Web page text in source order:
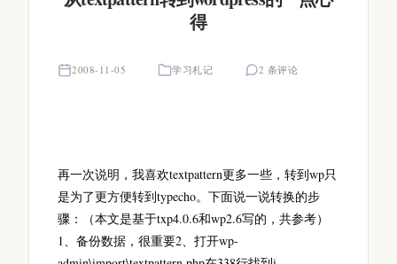
得
2008-11-05 学习札记 2 条评论
再一次说明，我喜欢textpattern更多一些，转到wp只
是为了更方便转到typecho。下面说一说转换的步
骤：（本文是基于txp4.0.6和wp2.6写的，共参考）
1、备份数据，很重要2、打开wp-